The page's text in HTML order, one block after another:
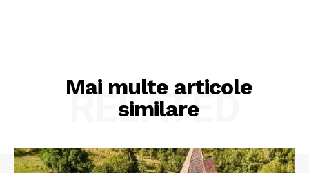
Mai multe articole
similare
RELATED